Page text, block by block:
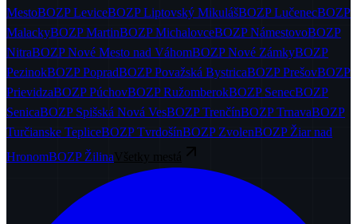
MestoBOZPLeviceBOZPLiptovský MikulášBOZPLučenecBOZP
MalackyBOZPMartinBOZPMichalovceBOZPNámestovoBOZP
NitraBOZPNové Mesto nad VáhomBOZPNové ZámkyBOZP
PezinokBOZPPopradBOZPPovažská BystricaBOZPPrešovBOZP
PrievidzaBOZPPúchovBOZPRužomberokBOZP SenecBOZP
SenicaBOZP Spišská Nová VesBOZPTrenčínBOZPTrnavaBOZP
Turčianske TepliceBOZPTvrdošínBOZP ZvolenBOZP Žiar nad
HronomBOZP Žilina